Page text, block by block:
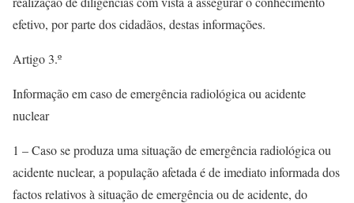
efetivo, por parte dos cidadãos, destas informações.
Artigo 3.º
Informação em caso de emergência radiológica ou acidente
nuclear
1 – Caso se produza uma situação de emergência radiológica ou
acidente nuclear, a população afetada é de imediato informada dos
factos relativos à situação de emergência ou de acidente, do